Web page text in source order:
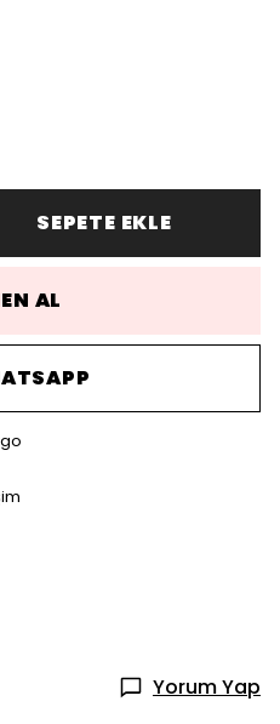
SEPETE EKLE
AL
Yorum Yap